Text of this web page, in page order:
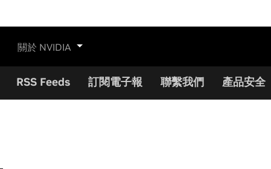
關於 NVIDIA
RSS Feeds 訂閱電子報 聯繫我們 產品安全